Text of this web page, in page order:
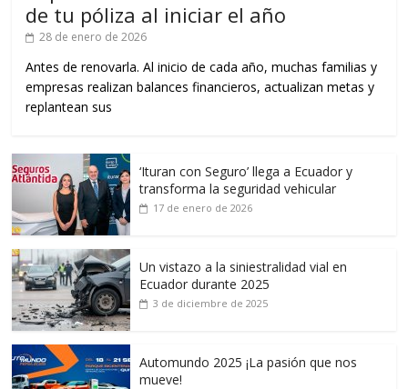
de tu póliza al iniciar el año
28 de enero de 2026
Antes de renovarla. Al inicio de cada año, muchas familias y
empresas realizan balances financieros, actualizan metas y
replantean sus
‘Ituran con Seguro’ llega a Ecuador y
transforma la seguridad vehicular
17 de enero de 2026
Un vistazo a la siniestralidad vial en
Ecuador durante 2025
3 de diciembre de 2025
Automundo 2025 ¡La pasión que nos
mueve!